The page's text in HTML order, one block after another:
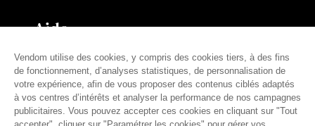
Aide
Contactez-nous
Nos tarifs
FAQ